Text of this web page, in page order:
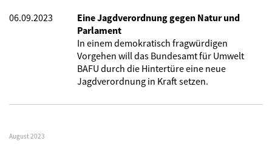
06.09.2023
Eine Jagdverordnung gegen Natur und
Parlament
In einem demokratisch fragwürdigen
Vorgehen will das Bundesamt für Umwelt
BAFU durch die Hintertüre eine neue
Jagdverordnung in Kraft setzen.
August 2023